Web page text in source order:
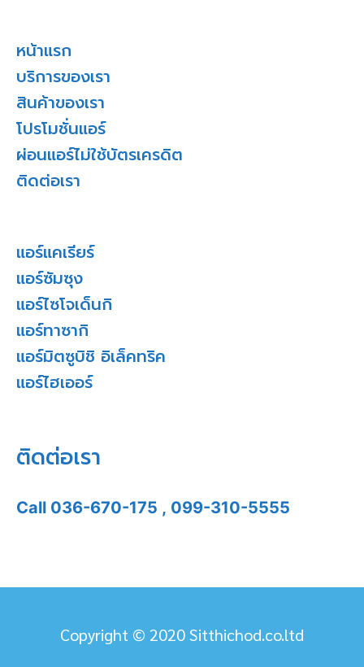
หน้าแรก
บริการของเรา
สินค้าของเรา
โปรโมชั่นแอร์
ผ่อนแอร์ไม่ใช้บัตรเครดิต
ติดต่อเรา
แอร์แคเรียร์
แอร์ซัมซุง
แอร์ไซโจเด็นกิ
แอร์ทาซากิ
แอร์มิตซูบิชิ อิเล็คทริค
แอร์ไฮเออร์
ติดต่อเรา
Call 036-670-175 , 099-310-5555
Copyright © 2020 Sitthichod.co.ltd